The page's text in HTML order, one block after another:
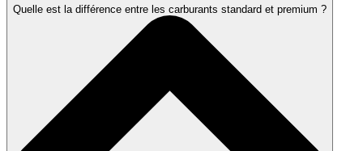
Quelle est la différence entre les carburants standard et premium ?